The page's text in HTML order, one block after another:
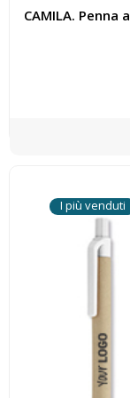
CAMILA.
I più venduti